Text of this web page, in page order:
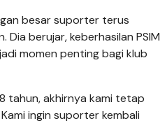
besar suporter terus
berujar, keberhasilan PSIM
momen penting bagi klub
tahun, akhirnya kami tetap
ingin suporter kembali